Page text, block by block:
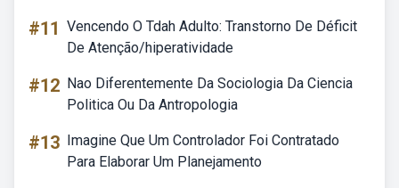
#11 Vencendo O Tdah Adulto: Transtorno De Déficit
De Atenção/hiperatividade
#12 Nao Diferentemente Da Sociologia Da Ciencia
Politica Ou Da Antropologia
#13 Imagine Que Um Controlador Foi Contratado
Para Elaborar Um Planejamento